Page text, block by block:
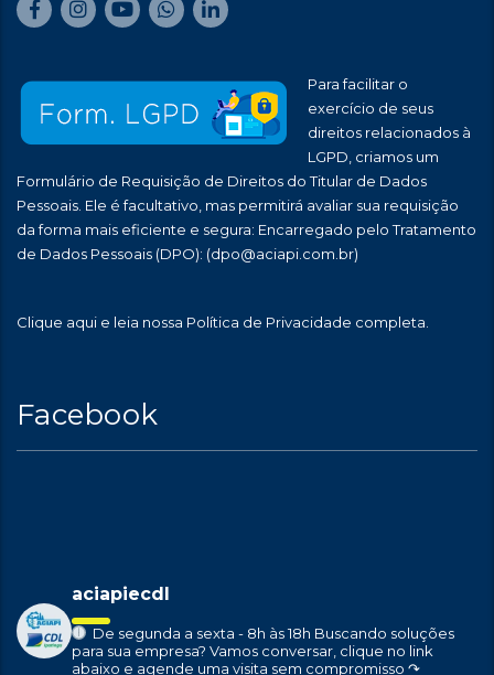
Para facilitar o
exercício de seus
direitos relacionados à
LGPD, criamos um
Formulário de Requisição de Direitos do Titular de Dados
Pessoais. Ele é facultativo, mas permitirá avaliar sua requisição
da forma mais eficiente e segura: Encarregado pelo Tratamento
de Dados Pessoais (DPO): (dpo@aciapi.com.br)
Clique aqui e leia nossa Política de Privacidade completa.
Facebook
aciapiecdl
De segunda a sexta - 8h às 18h Buscando soluções
para sua empresa? Vamos conversar, clique no link
abaixo e agende uma visita sem compromisso ↷